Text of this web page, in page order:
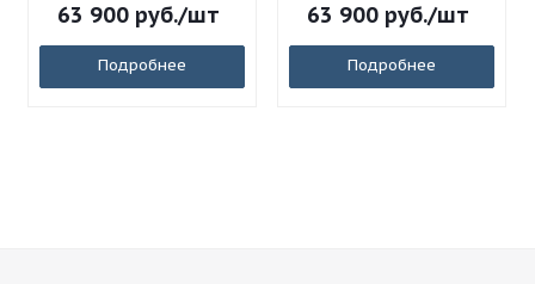
63 900руб./шт
Подробнее
63 900руб./шт
Подробнее